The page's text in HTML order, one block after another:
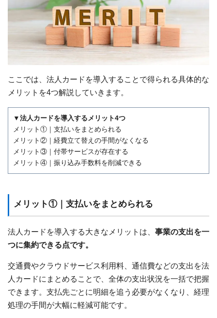
ここでは、法人カードを導入することで得られる具体的な
メリットを4つ解説していきます。
▼法人カードを導入するメリット4つ
メリット①｜支払いをまとめられる
メリット②｜経費立て替えの手間がなくなる
メリット③｜付帯サービスが存在する
メリット④｜振り込み手数料を削減できる
メリット①｜支払いをまとめられる
法人カードを導入する大きなメリットは、 事業の支出を一
つに集約できる点です。
交通費やクラウドサービス利用料、通信費などの支出を法
人カードにまとめることで、全体の支出状況を一括で把握
できます。支払先ごとに明細を追う必要がなくなり、経理
処理の手間が大幅に軽減可能です。